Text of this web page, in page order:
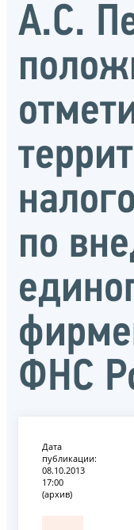
А.С.
по
ФНС
Дата
публикации:
08.10.2013
17:00
(архив)